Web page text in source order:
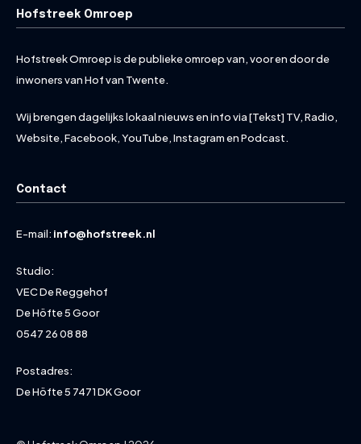
Hofstreek Omroep
Hofstreek Omroep is de publieke omroep van, voor en door de
inwoners van Hof van Twente.
Wij brengen dagelijks lokaal nieuws en info via [Tekst] TV, Radio,
Website, Facebook, YouTube, Instagram en Podcast.
Contact
E-mail: info@hofstreek.nl
Studio:
VEC De Reggehof
De Höfte 5 Goor
0547 26 08 88
Postadres:
De Höfte 5 7471 DK Goor